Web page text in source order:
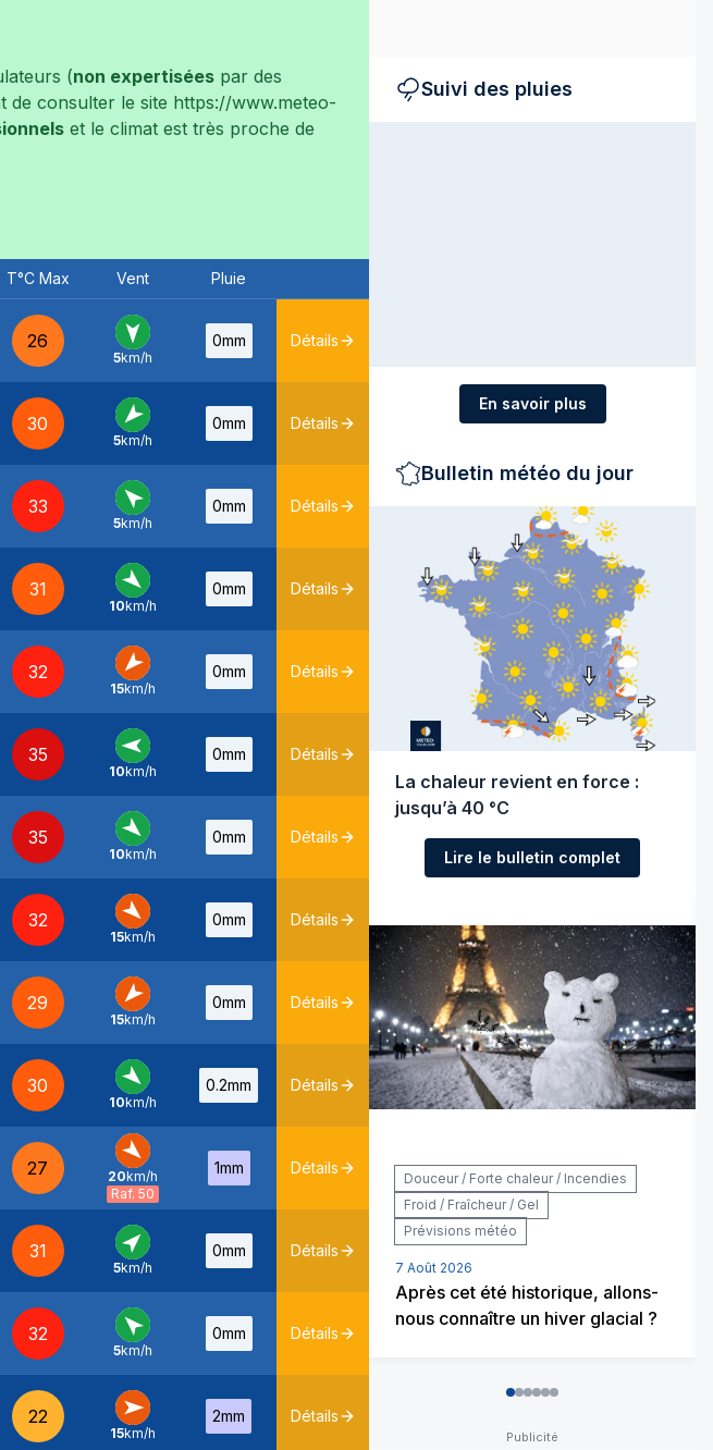
(non expertisées par des
de consulter le site https://www.meteo-
et le climat est très proche de
T°C Max Vent Pluie
26
N -
5km/h
0mm Détails
30
NE
5km/h
0mm Détails
33
SE -
5km/h
0mm Détails
31
NO -
10km/h
0mm Détails
32
NE -
15km/h
0mm Détails
35
E -
10km/h
0mm Détails
35
NO -
10km/h
0mm Détails
32
NO
15km/h
0mm Détails
29
NE -
15km/h
0mm Détails
30
NO -
10km/h
0.2mm Détails
27
NO -
20km/h
Raf. 50
1mm Détails
31
SO
5km/h
0mm Détails
32
SE -
5km/h
0mm Détails
22
O -
15km/h
2mm Détails
Suivi des pluies
En savoir plus
Bulletin météo du jour
La chaleur revient en force :
jusqu’à 40 °C
Lire le bulletin complet
Douceur / Forte chaleur / Incendies
Froid / Fraîcheur / Gel
Prévisions météo
7 Août 2026
Après cet été historique, allons-
nous connaître un hiver glacial ?